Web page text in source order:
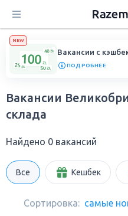
NEW
Вакансии с
ПОДРОБНЕЕ
Вакансии
склада
Найдено 0 вакансий
Все Кешбек
Сортировка: самые